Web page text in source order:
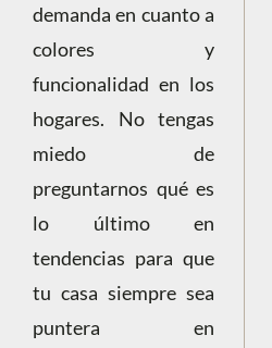
demanda en cuanto a
colores y
funcionalidad en los
hogares. No tengas
miedo de
preguntarnos qué es
lo último en
tendencias para que
tu casa siempre sea
puntera en